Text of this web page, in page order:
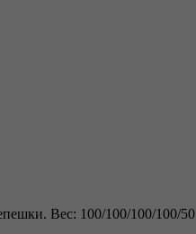
Вес: 100/100/100/100/50